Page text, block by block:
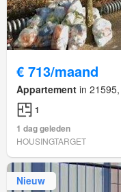
€ 713/maand
Appartement in
1
1 dag geleden
HOUSINGTARGET
Nieuw